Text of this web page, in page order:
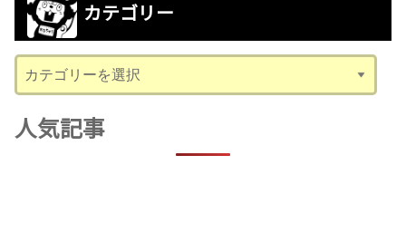
ブ
カテゴリー
テ
ゴ
リ
人気記事